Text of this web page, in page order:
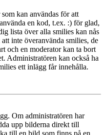
kan användas för att
en kod, t.ex. :) för glad,
lista över alla smilies kan nås
inte överanvända smilies, de
och en moderator kan ta bort
Administratören kan också ha
ett inlägg får innehålla.
Om administratören har
upp bilderna direkt till
till en bild som finns på en